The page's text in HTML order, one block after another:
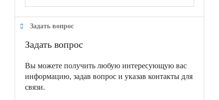
Задать вопрос
Задать вопрос
Вы можете получить любую интересующую вас
информацию, задав вопрос и указав контакты для
связи.